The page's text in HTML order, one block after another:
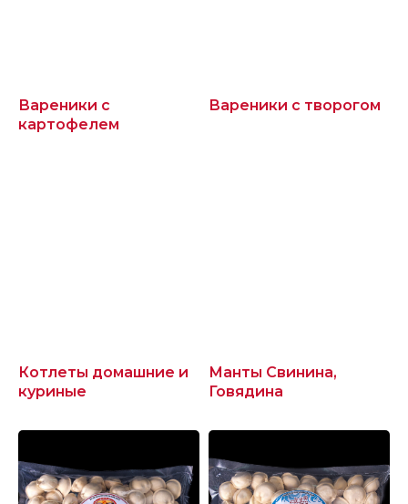
Вареники с
картофелем
Вареники с творогом
Котлеты домашние и
куриные
Манты Свинина,
Говядина